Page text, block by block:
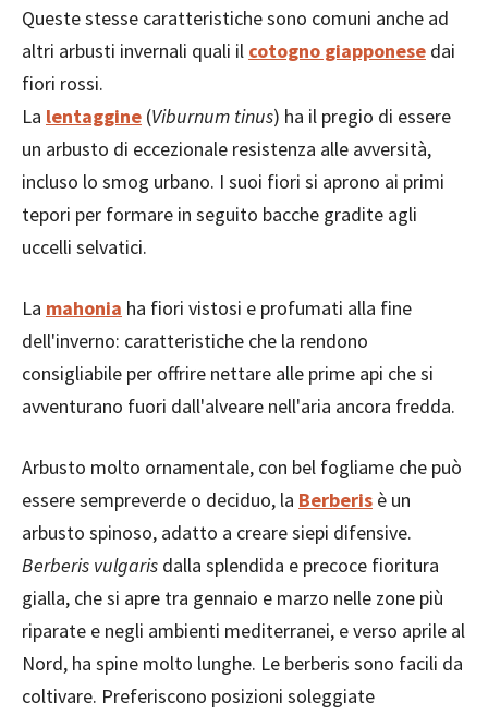
Queste stesse caratteristiche sono comuni anche ad
altri arbusti invernali quali il cotogno giapponese dai
fiori rossi.
La lentaggine (Viburnum tinus) ha il pregio di essere
un arbusto di eccezionale resistenza alle avversità,
incluso lo smog urbano. I suoi fiori si aprono ai primi
tepori per formare in seguito bacche gradite agli
uccelli selvatici.
La mahonia ha fiori vistosi e profumati alla fine
dell'inverno: caratteristiche che la rendono
consigliabile per offrire nettare alle prime api che si
avventurano fuori dall'alveare nell'aria ancora fredda.
Arbusto molto ornamentale, con bel fogliame che può
essere sempreverde o deciduo, la Berberis è un
arbusto spinoso, adatto a creare siepi difensive.
Berberis vulgaris dalla splendida e precoce fioritura
gialla, che si apre tra gennaio e marzo nelle zone più
riparate e negli ambienti mediterranei, e verso aprile al
Nord, ha spine molto lunghe. Le berberis sono facili da
coltivare. Preferiscono posizioni soleggiate